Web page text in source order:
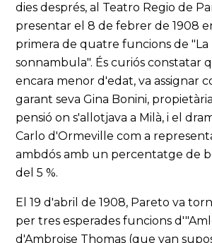
dies després, al Teatro Regio de
presentar el 8 de febrer de 1908
primera de quatre funcions de "La
sonnambula". És curiós constatar
encara menor d'edat, va assignar
garant seva Gina Bonini,
pensió on s'allotjava a Milà, i el
Carlo d'Ormeville com a
ambdós amb un percentatge de
del 5 %.
El 19 d'abril de 1908, Pareto va
per tres esperades funcions
d'Ambroise Thomas (que van